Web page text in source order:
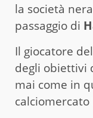
la società
passaggio di
Il giocatore
degli obiettivi
mai come in